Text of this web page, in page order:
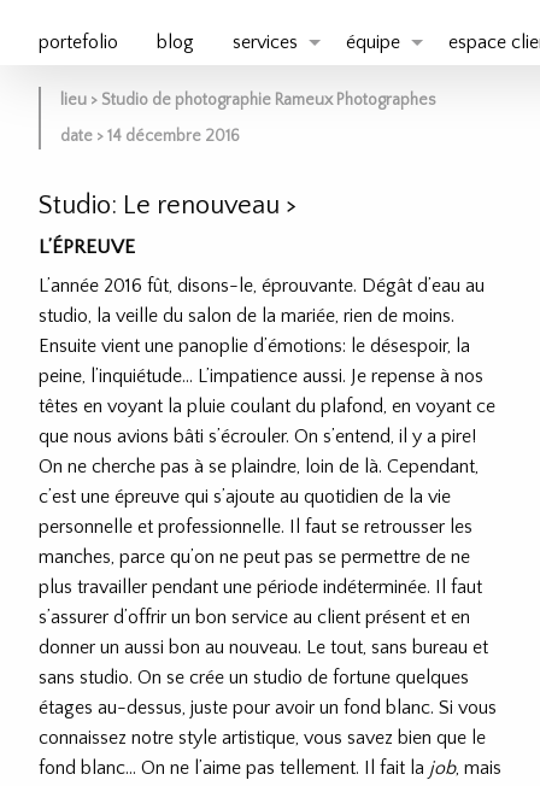
portefolio blog services équipe espace
lieu > Studio de photographie Rameux Photographes
date > 14 décembre 2016
Studio: Le renouveau >
L’ÉPREUVE
L’année 2016 fût, disons-le, éprouvante. Dégât d’eau au
studio, la veille du salon de la mariée, rien de moins.
Ensuite vient une panoplie d’émotions: le désespoir, la
peine, l’inquiétude… L’impatience aussi. Je repense à nos
têtes en voyant la pluie coulant du plafond, en voyant ce
que nous avions bâti s’écrouler. On s’entend, il y a pire!
On ne cherche pas à se plaindre, loin de là. Cependant,
c’est une épreuve qui s’ajoute au quotidien de la vie
personnelle et professionnelle. Il faut se retrousser les
manches, parce qu’on ne peut pas se permettre de ne
plus travailler pendant une période indéterminée. Il faut
s’assurer d’offrir un bon service au client présent et en
donner un aussi bon au nouveau. Le tout, sans bureau et
sans studio. On se crée un studio de fortune quelques
étages au-dessus, juste pour avoir un fond blanc. Si vous
connaissez notre style artistique, vous savez bien que le
fond blanc… On ne l’aime pas tellement. Il fait la job, mais